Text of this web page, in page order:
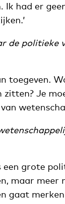
had er
de politieke
toegeven.
Je
een grote
maar
gaat